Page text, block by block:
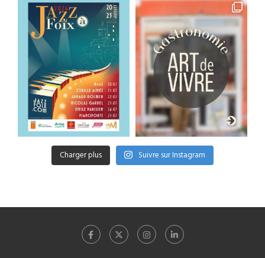
Charger plus Suivre sur Instagram